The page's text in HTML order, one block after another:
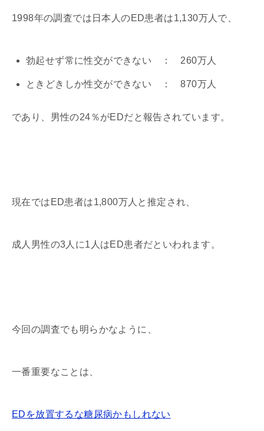
1998年の調査では日本人のED患者は1,130万人で、
勃起せず常に性交ができない ： 260万人
ときどきしか性交ができない ： 870万人
であり、男性の24％がEDだと報告されています。
現在ではED患者は1,800万人と推定され、
成人男性の3人に1人はED患者だといわれます。
今回の調査でも明らかなように、
一番重要なことは、
EDを放置するな糖尿病かもしれない